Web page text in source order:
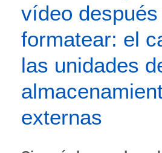
vídeo después
formatear: el
las unidades
externas